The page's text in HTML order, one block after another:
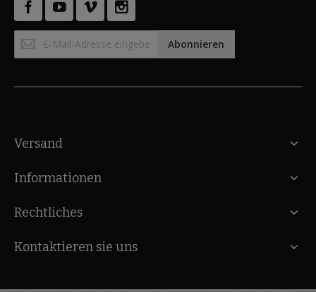
zum
Abonnieren
Versand
Informationen
Rechtliches
Kontaktieren sie uns